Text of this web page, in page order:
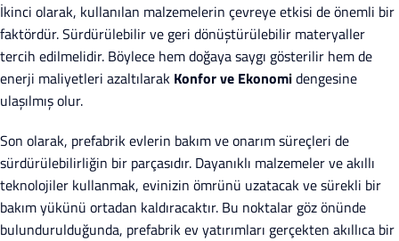
İkinci olarak, kullanılan malzemelerin çevreye etkisi de önemli bir
faktördür. Sürdürülebilir ve geri dönüştürülebilir materyaller
tercih edilmelidir. Böylece hem doğaya saygı gösterilir hem de
enerji maliyetleri azaltılarak Konfor ve Ekonomidengesine
ulaşılmış olur.
Son olarak, prefabrik evlerin bakım ve onarım süreçleri de
sürdürülebilirliğin bir parçasıdır. Dayanıklı malzemeler ve akıllı
teknolojiler kullanmak, evinizin ömrünü uzatacak ve sürekli bir
bakım yükünü ortadan kaldıracaktır. Bu noktalar göz önünde
bulundurulduğunda, prefabrik ev yatırımları gerçekten akıllıca bir